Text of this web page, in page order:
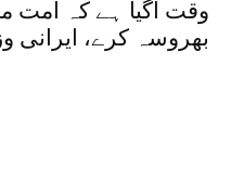
وقت آگیا ہے کہ امت
بھروسہ کرے، ایرانی